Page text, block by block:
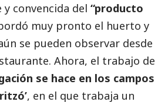
convencida del “producto
muy pronto el huerto y
se pueden observar desde
Ahora, el trabajo de
se hace en los campos
, en el que trabaja un